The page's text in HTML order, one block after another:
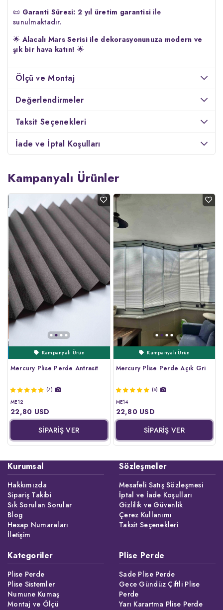
📜 Garanti Süresi: 2 yıl üretim garantisi ile
sunulmaktadır.
🌟 Alacalı Mars Serisi ile dekorasyonunuza modern ve
şık bir hava katın! 🌟
Ölçü ve Montaj
Değerlendirmeler
Taksit Seçenekleri
İade ve İptal Koşulları
Kampanyalı Ürünler
Kampanyalı Ürün Ertesi Gün Kargo
Mercury Plise Perde Antrasit
(7)
ME12
22,80 USD
SİPARİŞ VER
Çok Satanlar Kampanyalı Ürün
Mercury Plise Perde Açık Gri
(6)
ME14
22,80 USD
SİPARİŞ VER
Çok Satanlar
Kurumsal
Hakkımızda
Sipariş Takibi
Sık Sorulan Sorular
Blog
Hesap Numaraları
İletişim
Kategoriler
Plise Perde
Plise Sistemler
Numune Kumaş
Montaj ve Ölçü
Plise Perde
Sade Plise Perde
Gece Gündüz Çiftli Plise
Perde
Yarı Karartma Plise Perde
Sözleşmeler
Mesafeli Satış Sözleşmesi
İptal ve İade Koşulları
Gizlilik ve Güvenlik
Çerez Kullanımı
Taksit Seçenekleri